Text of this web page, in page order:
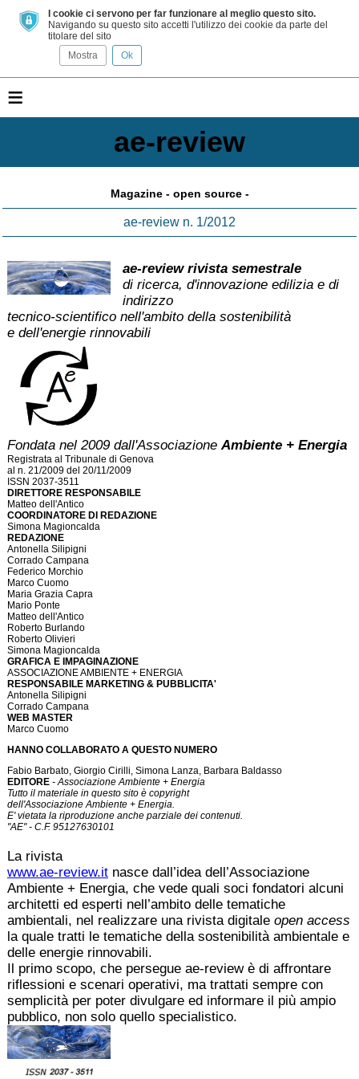
I cookie ci servono per far funzionare al meglio questo sito.
Navigando su questo sito accetti l'utilizzo dei cookie da parte del
titolare del sito
Mostra
Ok
≡
ae-review
Magazine - open source -
ae-review n. 1/2012
ae-review rivista semestrale
di ricerca, d'innovazione edilizia e di
indirizzo
tecnico-scientifico nell'ambito della sostenibilità
e dell'energie rinnovabili
Fondata nel 2009 dall'Associazione Ambiente + Energia
Registrata al Tribunale di Genova
al n. 21/2009 del 20/11/2009
ISSN 2037-3511
DIRETTORE RESPONSABILE
Matteo dell'Antico
COORDINATORE DI REDAZIONE
Simona Magioncalda
REDAZIONE
Antonella Silipigni
Corrado Campana
Federico Morchio
Marco Cuomo
Maria Grazia Capra
Mario Ponte
Matteo dell'Antico
Roberto Burlando
Roberto Olivieri
Simona Magioncalda
GRAFICA E IMPAGINAZIONE
ASSOCIAZIONE AMBIENTE + ENERGIA
RESPONSABILE MARKETING & PUBBLICITA'
Antonella Silipigni
Corrado Campana
WEB MASTER
Marco Cuomo
HANNO COLLABORATO A QUESTO NUMERO
Fabio Barbato, Giorgio Cirilli, Simona Lanza, Barbara Baldasso
EDITORE- Associazione Ambiente + Energia
Tutto il materiale in questo sito è copyright
dell'Associazione Ambiente + Energia.
E' vietata la riproduzione anche parziale dei contenuti.
"AE" - C.F. 95127630101
La rivista
www.ae-review.itnasce dall’idea dell’Associazione
Ambiente + Energia, che vede quali soci fondatori alcuni
architetti ed esperti nell’ambito delle tematiche
ambientali, nel realizzare una rivista digitaleopen access
la quale tratti le tematiche della sostenibilità ambientale e
delle energie rinnovabili.
Il primo scopo, che persegue ae-review è di affrontare
riflessioni e scenari operativi, ma trattati sempre con
semplicità per poter divulgare ed informare il più ampio
pubblico, non solo quello specialistico.